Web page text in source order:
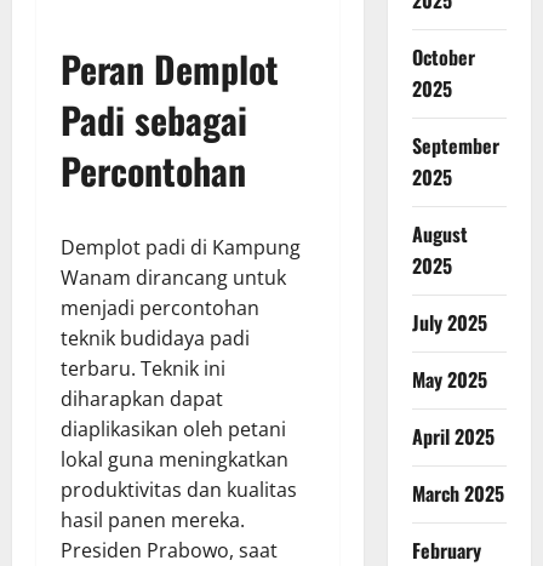
Peran Demplot
Padi sebagai
Percontohan
Demplot padi di Kampung
Wanam dirancang untuk
menjadi percontohan
teknik budidaya padi
terbaru. Teknik ini
diharapkan dapat
diaplikasikan oleh petani
lokal guna meningkatkan
produktivitas dan kualitas
hasil panen mereka.
Presiden Prabowo, saat
October
2025
September
2025
August
2025
July 2025
May 2025
April 2025
March 2025
February